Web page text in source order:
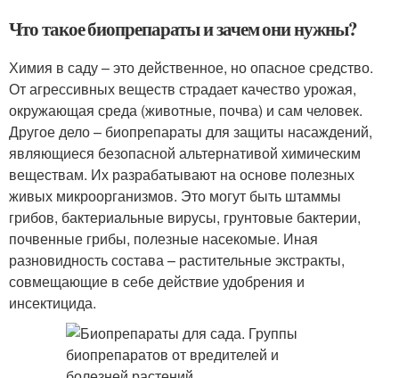
Что такое биопрепараты и зачем они нужны?
Химия в саду – это действенное, но опасное средство.
От агрессивных веществ страдает качество урожая,
окружающая среда (животные, почва) и сам человек.
Другое дело – биопрепараты для защиты насаждений,
являющиеся безопасной альтернативой химическим
веществам. Их разрабатывают на основе полезных
живых микроорганизмов. Это могут быть штаммы
грибов, бактериальные вирусы, грунтовые бактерии,
почвенные грибы, полезные насекомые. Иная
разновидность состава – растительные экстракты,
совмещающие в себе действие удобрения и
инсектицида.